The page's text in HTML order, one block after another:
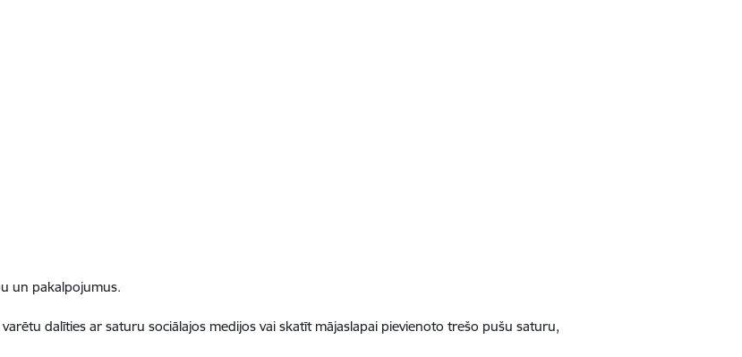
un pakalpojumus.
dalīties ar saturu sociālajos medijos vai skatīt mājaslapai pievienoto trešo pušu saturu,